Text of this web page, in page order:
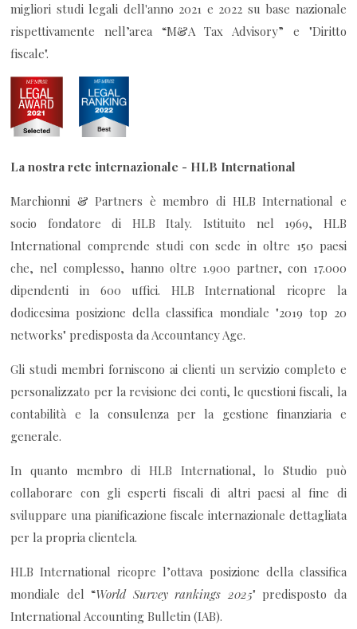
migliori studi legali dell'anno 2021 e 2022 su base nazionale
rispettivamente nell’area “M&A Tax Advisory” e "Diritto
fiscale".
La nostra rete internazionale - HLB International
Marchionni & Partners è membro di HLB International e
socio fondatore di HLB Italy. Istituito nel 1969, HLB
International comprende studi con sede in oltre 150 paesi
che, nel complesso, hanno oltre 1.900 partner, con 17.000
dipendenti in 600 uffici. HLB International ricopre la
dodicesima posizione della classifica mondiale "2019 top 20
networks" predisposta da Accountancy Age.
Gli studi membri forniscono ai clienti un servizio completo e
personalizzato per la revisione dei conti, le questioni fiscali, la
contabilità e la consulenza per la gestione finanziaria e
generale.
In quanto membro di HLB International, lo Studio può
collaborare con gli esperti fiscali di altri paesi al fine di
sviluppare una pianificazione fiscale internazionale dettagliata
per la propria clientela.
HLB International ricopre l’ottava posizione della classifica
mondiale del “World Survey rankings 2025" predisposto da
International Accounting Bulletin (IAB).